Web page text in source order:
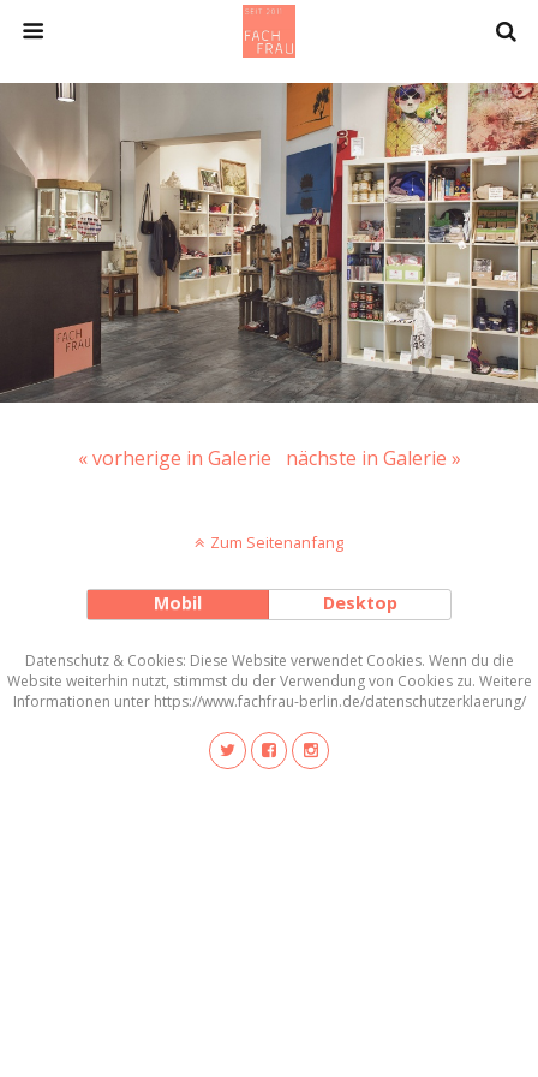
« vorherige in Galerie nächste in Galerie »
Zum Seitenanfang
Mobil Desktop
Datenschutz & Cookies: Diese Website verwendet Cookies. Wenn du die
Website weiterhin nutzt, stimmst du der Verwendung von Cookies zu. Weitere
Informationen unter https://www.fachfrau-berlin.de/datenschutzerklaerung/